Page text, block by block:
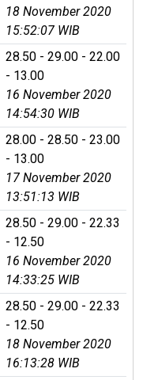
18 November 2020
15:52:07 WIB
28.50 - 29.00 - 22.00
- 13.00
16 November 2020
14:54:30 WIB
28.00 - 28.50 - 23.00
- 13.00
17 November 2020
13:51:13 WIB
28.50 - 29.00 - 22.33
- 12.50
16 November 2020
14:33:25 WIB
28.50 - 29.00 - 22.33
- 12.50
18 November 2020
16:13:28 WIB